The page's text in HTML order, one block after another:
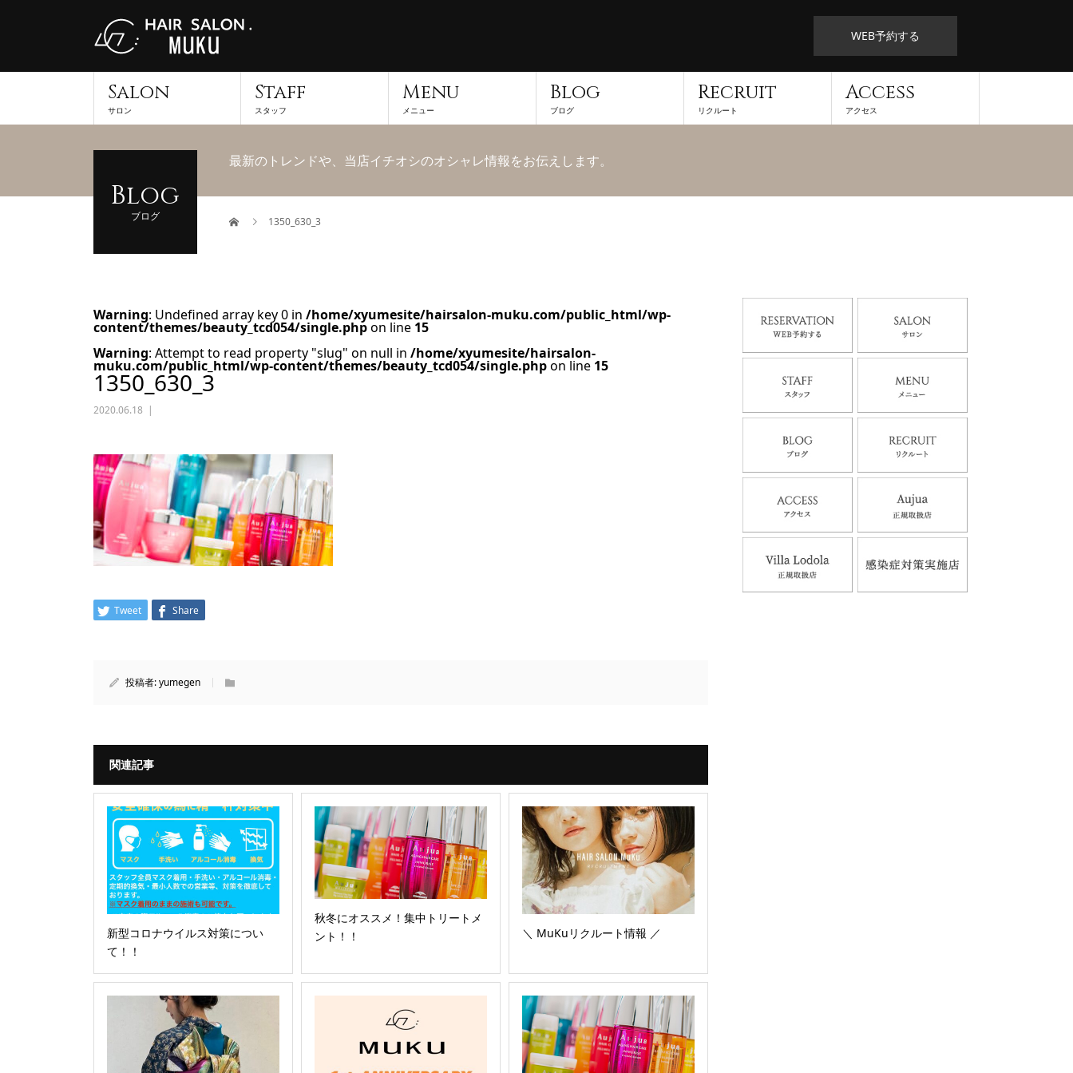
WEB予約する
Salon
サロン
Staff
スタッフ
Menu
メニュー
Blog
ブログ
Recruit
リクルート
Access
アクセス
Blog
ブログ
最新のトレンドや、当店イチオシのオシャレ情報をお伝えします。
1350_630_3
Warning: Undefined array key 0 in /home/xyumesite/hairsalon-muku.com/public_html/wp-
content/themes/beauty_tcd054/single.phpon line 15
Warning: Attempt to read property "slug" on null in /home/xyumesite/hairsalon-
muku.com/public_html/wp-content/themes/beauty_tcd054/single.phpon line 15
1350_630_3
2020.06.18
Tweet Share
投稿者:yumegen
関連記事
新型コロナウイルス対策につい
て！！
秋冬にオススメ！集中トリートメ
ント！！
＼ MuKuリクルート情報 ／